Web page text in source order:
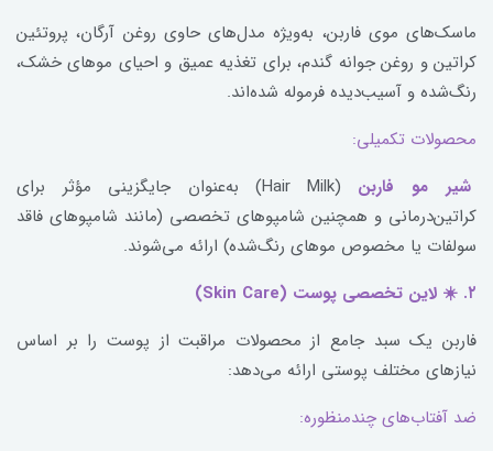
ماسک‌های موی فاربن، به‌ویژه مدل‌های حاوی روغن آرگان، پروتئین
کراتین و روغن جوانه گندم، برای تغذیه عمیق و احیای موهای خشک،
رنگ‌شده و آسیب‌دیده فرموله شده‌اند.
محصولات تکمیلی:
شیر مو فاربن
(Hair Milk) به‌عنوان جایگزینی مؤثر برای
کراتین‌درمانی و همچنین شامپوهای تخصصی (مانند شامپوهای فاقد
سولفات یا مخصوص موهای رنگ‌شده) ارائه می‌شوند.
۲. ☀️ لاین تخصصی پوست (Skin Care)
فاربن یک سبد جامع از محصولات مراقبت از پوست را بر اساس
نیازهای مختلف پوستی ارائه می‌دهد:
ضد آفتاب‌های چندمنظوره: